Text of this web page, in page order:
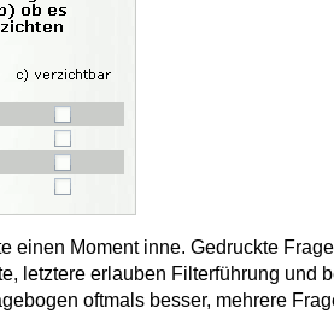
einen Moment inne. Gedruckte
letztere erlauben Filterführung
oftmals besser, mehrere